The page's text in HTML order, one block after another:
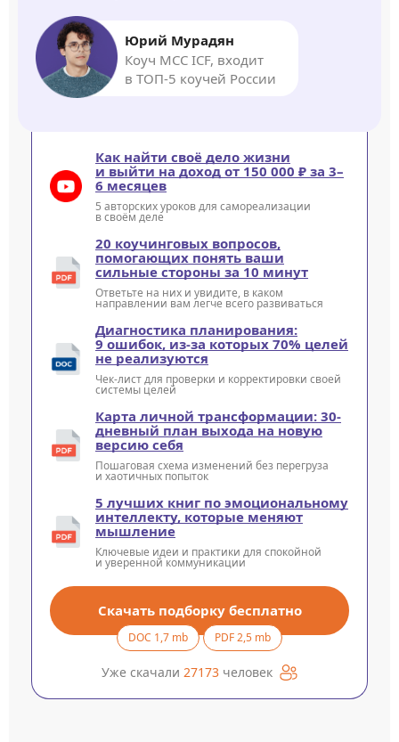
Юрий Мурадян
Коуч MCC ICF, входит
в ТОП-5 коучей России
Как найти своё дело жизни
и выйти на доход от 150 000 ₽ за 3–
6 месяцев
5 авторских уроков для самореализации
в своём деле
20 коучинговых вопросов,
помогающих понять ваши
сильные стороны за 10 минут
Ответьте на них и увидите, в каком
направлении вам легче всего развиваться
Диагностика планирования:
9 ошибок, из-за которых 70% целей
не реализуются
Чек-лист для проверки и корректировки своей
системы целей
Карта личной трансформации: 30-
дневный план выхода на новую
версию себя
Пошаговая схема изменений без перегруза
и хаотичных попыток
5 лучших книг по эмоциональному
интеллекту, которые меняют
мышление
Ключевые идеи и практики для спокойной
и уверенной коммуникации
Скачать подборку бесплатно
DOC 1,7 mb PDF 2,5 mb
Уже скачали 27173 человек